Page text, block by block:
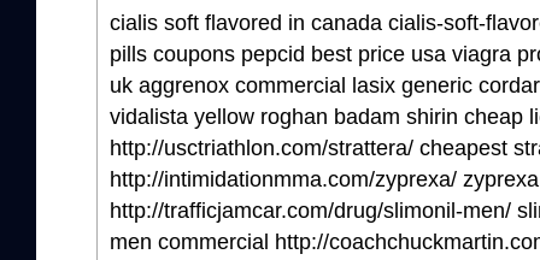
cialis soft flavored in canada cialis-soft-
pills coupons pepcid best price usa viagra
uk aggrenox commercial lasix generic
vidalista yellow roghan badam shirin cheap
http://usctriathlon.com/strattera/ cheapest
http://intimidationmma.com/zyprexa/
http://trafficjamcar.com/drug/slimonil-men/
men commercial http://